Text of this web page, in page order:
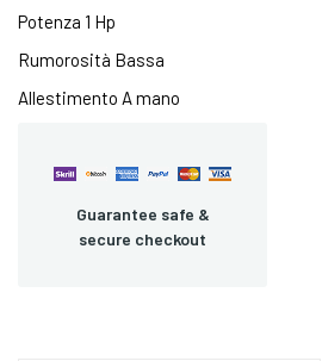
Potenza 1 Hp
Rumorosità Bassa
Allestimento A mano
Guarantee safe &
secure checkout